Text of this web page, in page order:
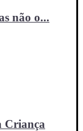
não o...
Criança